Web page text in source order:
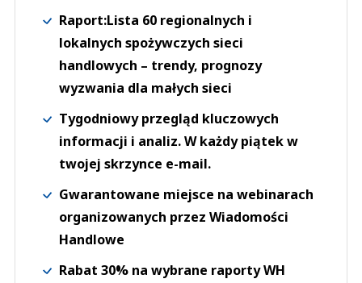
Raport:Lista 60 regionalnych i
lokalnych spożywczych sieci
handlowych – trendy, prognozy
wyzwania dla małych sieci
Tygodniowy przegląd kluczowych
informacji i analiz. W każdy piątek w
twojej skrzynce e-mail.
Gwarantowane miejsce na webinarach
organizowanych przez Wiadomości
Handlowe
Rabat 30% na wybrane raporty WH